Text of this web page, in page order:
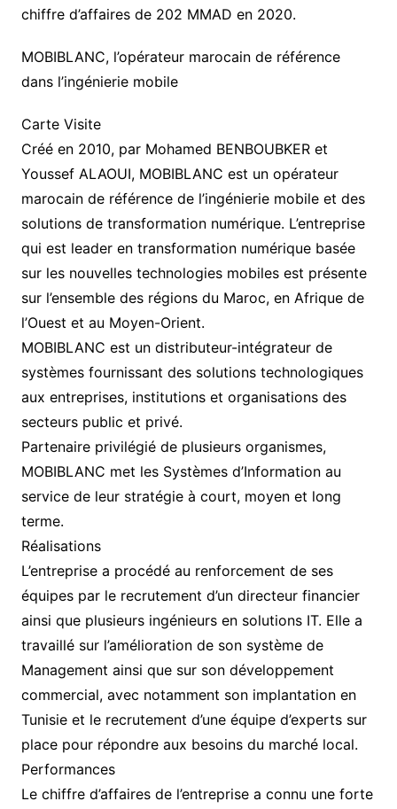
chiffre d’affaires de 202 MMAD en 2020.
MOBIBLANC, l’opérateur marocain de référence
dans l’ingénierie mobile
Carte Visite
Créé en 2010, par Mohamed BENBOUBKER et
Youssef ALAOUI, MOBIBLANC est un opérateur
marocain de référence de l’ingénierie mobile et des
solutions de transformation numérique. L’entreprise
qui est leader en transformation numérique basée
sur les nouvelles technologies mobiles est présente
sur l’ensemble des régions du Maroc, en Afrique de
l’Ouest et au Moyen-Orient.
MOBIBLANC est un distributeur-intégrateur de
systèmes fournissant des solutions technologiques
aux entreprises, institutions et organisations des
secteurs public et privé.
Partenaire privilégié de plusieurs organismes,
MOBIBLANC met les Systèmes d’Information au
service de leur stratégie à court, moyen et long
terme.
Réalisations
L’entreprise a procédé au renforcement de ses
équipes par le recrutement d’un directeur financier
ainsi que plusieurs ingénieurs en solutions IT. Elle a
travaillé sur l’amélioration de son système de
Management ainsi que sur son développement
commercial, avec notamment son implantation en
Tunisie et le recrutement d’une équipe d’experts sur
place pour répondre aux besoins du marché local.
Performances
Le chiffre d’affaires de l’entreprise a connu une forte